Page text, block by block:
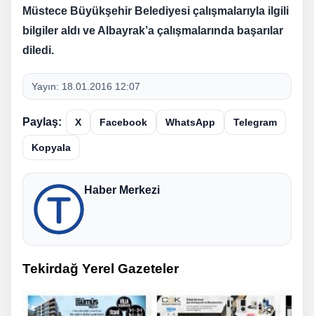
Müstece Büyükşehir Belediyesi çalışmalarıyla ilgili
bilgiler aldı ve Albayrak’a çalışmalarında başarılar
diledi.
Yayın: 18.01.2016 12:07
Paylaş: X Facebook WhatsApp Telegram
Kopyala
Haber Merkezi
Tekirdağ Yerel Gazeteler